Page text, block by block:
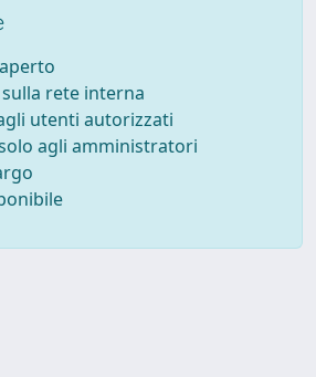
rete interna
utenti autorizzati
agli amministratori